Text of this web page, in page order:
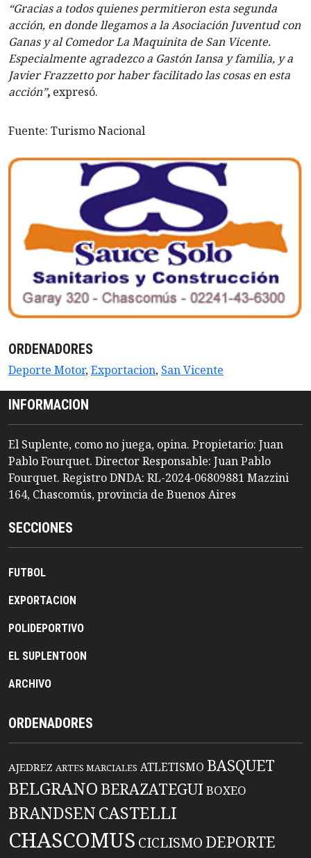
“Gracias a todos quienes permitieron esta segunda
acción, en donde llegamos a la Asociación Juventud con
Ganas y al Comedor La Maquinita de San Vicente.
Especialmente agradezco a Gastón Iansa y familia, y a
Javier Frazzetto por haber facilitado las cosas en esta
acción”, expresó.
Fuente: Turismo Nacional
ORDENADORES
Deporte Motor,Exportacion, San Vicente
INFORMACION
El Suplente, como no juega, opina. Propietario: Juan
Pablo Fourquet. Director Responsable: Juan Pablo
Fourquet. Registro DNDA: RL-2024-06809881 Mazzini
164, Chascomús, provincia de Buenos Aires
SECCIONES
FUTBOL
EXPORTACION
POLIDEPORTIVO
EL SUPLENTOON
ARCHIVO
ORDENADORES
AJEDREZ ARTES MARCIALES ATLETISMO BASQUET
BELGRANO BERAZATEGUIBOXEO
BRANDSENCASTELLI
CHASCOMUS CICLISMO DEPORTE